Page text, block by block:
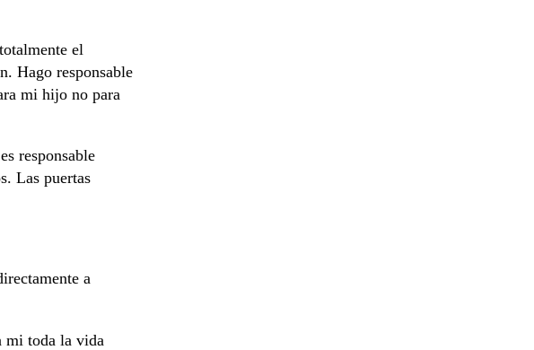
el
Hago responsable
mi hijo no para
es responsable
Las puertas
a
mi toda la vida